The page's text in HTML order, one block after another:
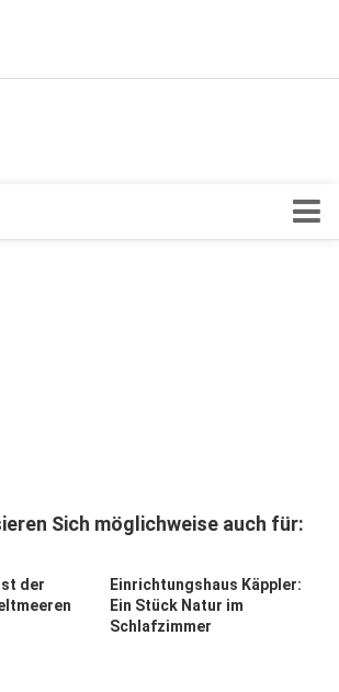
Sich möglichweise auch für:
der
Einrichtungshaus Käppler:
Ein Stück Natur im
Schlafzimmer